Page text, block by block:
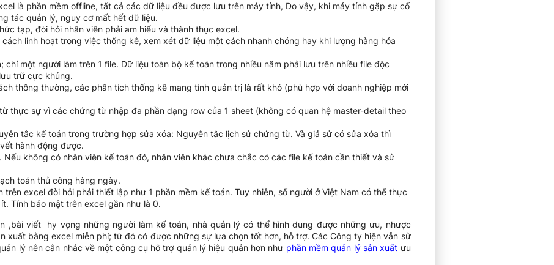
là phần mềm offline, tất cả các dữ liệu đều được lưu trên máy tính, Do vậy, khi máy tính gặp sự cố
tác quản lý, nguy cơ mất hết dữ liệu.
tạp, đòi hỏi nhân viên phải am hiểu và thành thục excel.
linh hoạt trong việc thống kê, xem xét dữ liệu một cách nhanh chóng hay khi lượng hàng hóa
chỉ một người làm trên 1 file. Dữ liệu toàn bộ kế toán trong nhiều năm phải lưu trên nhiều file độc
trữ cực khủng.
thông thường, các phân tích thống kê mang tính quản trị là rất khó (phù hợp với doanh nghiệp mới
thực sự vì các chứng từ nhập đa phần dạng row của 1 sheet (không có quan hệ master-detail theo
tắc kế toán trong trường hợp sửa xóa: Nguyên tắc lịch sử chứng từ. Và giả sử có sửa xóa thì
hành động được.
Nếu không có nhân viên kế toán đó, nhân viên khác chưa chắc có các file kế toán cần thiết và sử
toán thủ công hàng ngày.
trên excel đòi hỏi phải thiết lập như 1 phần mềm kế toán. Tuy nhiên, số người ở Việt Nam có thể thực
Tính bảo mật trên excel gần như là 0.
,bài viết hy vọng những người làm kế toán, nhà quản lý có thể hình dung được những ưu, nhược
xuất bằng excel miễn phí; từ đó có được những sự lựa chọn tốt hơn, hỗ trợ. Các Công ty hiện vẫn sử
lý nên cân nhắc về một công cụ hỗ trợ quản lý hiệu quản hơn như phần mềm quản lý sản xuất ưu